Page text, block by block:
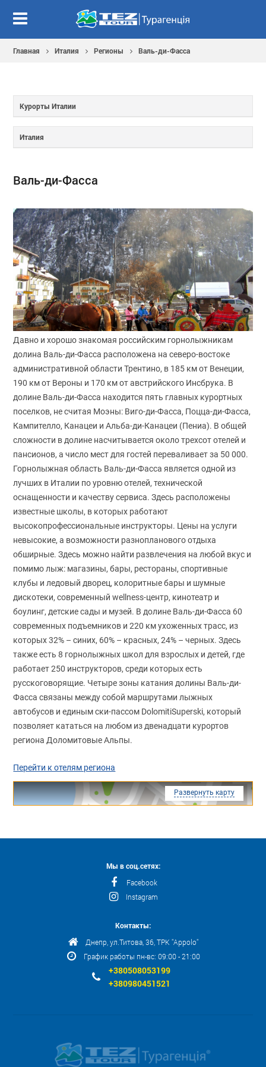
Главная Италия Регионы Валь-ди-Фасса
Курорты Италии
Италия
Валь-ди-Фасса
Давно и хорошо знакомая российским горнолыжникам
долина Валь-ди-Фасса расположена на северо-востоке
административной области Трентино, в 185 км от Венеции,
190 км от Вероны и 170 км от австрийского Инсбрука. В
долине Валь-ди-Фасса находится пять главных курортных
поселков, не считая Моэны: Виго-ди-Фасса, Поцца-ди-Фасса,
Кампителло, Канацеи и Альба-ди-Канацеи (Пениа). В общей
сложности в долине насчитывается около трехсот отелей и
пансионов, а число мест для гостей переваливает за 50 000.
Горнолыжная область Валь-ди-Фасса является одной из
лучших в Италии по уровню отелей, технической
оснащенности и качеству сервиса. Здесь расположены
известные школы, в которых работают
высокопрофессиональные инструкторы. Цены на услуги
невысокие, а возможности разнопланового отдыха
обширные. Здесь можно найти развлечения на любой вкус и
помимо лыж: магазины, бары, рестораны, спортивные
клубы и ледовый дворец, колоритные бары и шумные
дискотеки, современный wellness-центр, кинотеатр и
боулинг, детские сады и музей. В долине Валь-ди-Фасса 60
современных подъемников и 220 км ухоженных трасс, из
которых 32% – синих, 60% – красных, 24% – черных. Здесь
также есть 8 горнолыжных школ для взрослых и детей, где
работает 250 инструкторов, среди которых есть
русскоговорящие. Четыре зоны катания долины Валь-ди-
Фасса связаны между собой маршрутами лыжных
автобусов и единым ски-пассом DolomitiSuperski, который
позволяет кататься на любом из двенадцати курортов
региона Доломитовые Альпы.
Перейти к отелям региона
Развернуть карту
Мы в соц.сетях:
Facebook
Instagram
Контакты:
Днепр, ул.Титова, 36, ТРК "Appolo"
График работы пн-вс: 09:00 - 21:00
+380508053199
+380980451521